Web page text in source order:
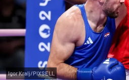
Igor Kralj/PIXSELL